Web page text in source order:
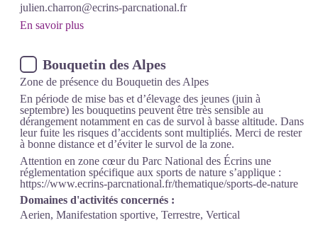
julien.charron@ecrins-parcnational.fr
En savoir plus
Bouquetin des Alpes
Zone de présence du Bouquetin des Alpes
En période de mise bas et d’élevage des jeunes (juin à
septembre) les bouquetins peuvent être très sensible au
dérangement notamment en cas de survol à basse altitude. Dans
leur fuite les risques d’accidents sont multipliés. Merci de rester
à bonne distance et d’éviter le survol de la zone.
Attention en zone cœur du Parc National des Écrins une
réglementation spécifique aux sports de nature s’applique :
https://www.ecrins-parcnational.fr/thematique/sports-de-nature
Domaines d'activités concernés :
Aerien, Manifestation sportive, Terrestre, Vertical